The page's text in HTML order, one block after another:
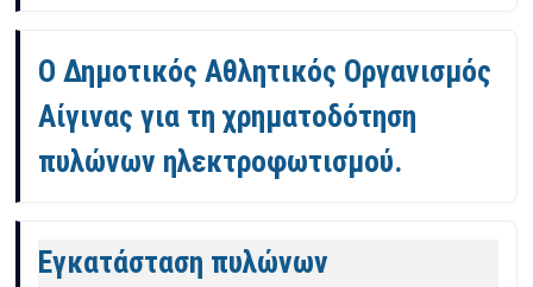
Ο Δημοτικός Αθλητικός Οργανισμός
Αίγινας για τη χρηματοδότηση
πυλώνων ηλεκτροφωτισμού.
Εγκατάσταση πυλώνων